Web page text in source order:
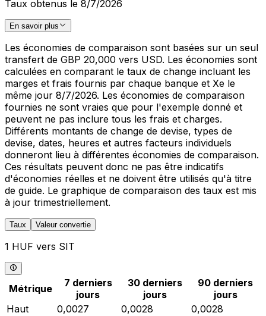
Taux obtenus le 8/7/2026
En savoir plus
Les économies de comparaison sont basées sur un seul
transfert de GBP 20,000 vers USD. Les économies sont
calculées en comparant le taux de change incluant les
marges et frais fournis par chaque banque et Xe le
même jour 8/7/2026. Les économies de comparaison
fournies ne sont vraies que pour l'exemple donné et
peuvent ne pas inclure tous les frais et charges.
Différents montants de change de devise, types de
devise, dates, heures et autres facteurs individuels
donneront lieu à différentes économies de comparaison.
Ces résultats peuvent donc ne pas être indicatifs
d'économies réelles et ne doivent être utilisés qu'à titre
de guide. Le graphique de comparaison des taux est mis
à jour trimestriellement.
Taux Valeur convertie
1 HUF vers SIT
Métrique
7 derniers
jours
30 derniers
jours
90 derniers
jours
Haut
0,0027 0,0028
0,0028